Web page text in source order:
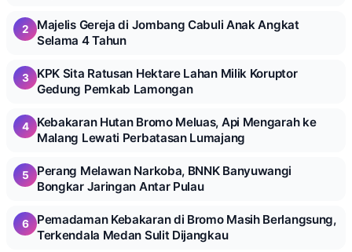
2
Majelis Gereja di Jombang Cabuli Anak Angkat
Selama 4 Tahun
3
KPK Sita Ratusan Hektare Lahan Milik Koruptor
Gedung Pemkab Lamongan
4
Kebakaran Hutan Bromo Meluas, Api Mengarah ke
Malang Lewati Perbatasan Lumajang
5
Perang Melawan Narkoba, BNNK Banyuwangi
Bongkar Jaringan Antar Pulau
6
Pemadaman Kebakaran di Bromo Masih Berlangsung,
Terkendala Medan Sulit Dijangkau